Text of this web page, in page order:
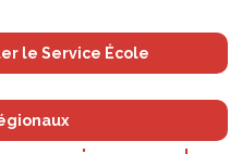
le Service École